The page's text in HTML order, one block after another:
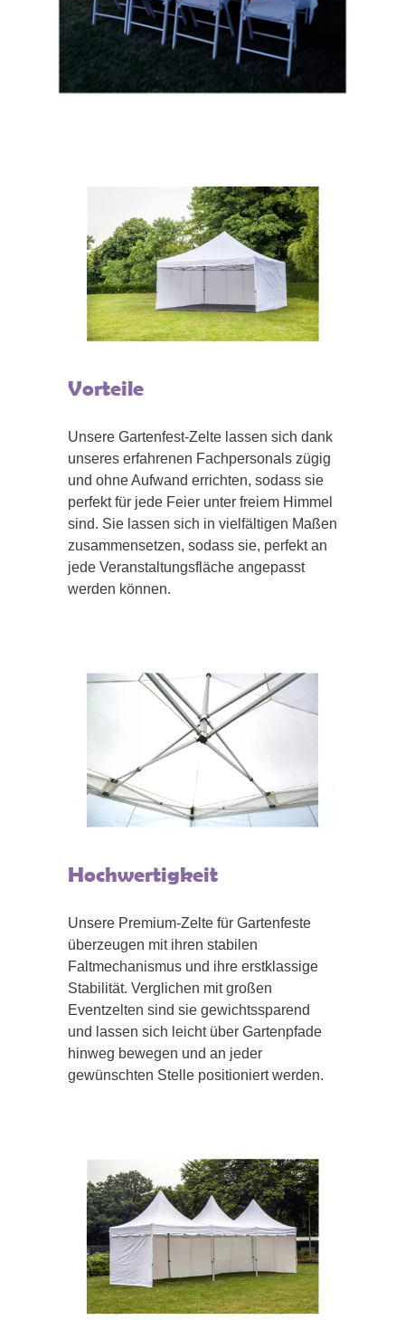
Vorteile
Unsere Gartenfest-Zelte lassen sich dank
unseres erfahrenen Fachpersonals zügig
und ohne Aufwand errichten, sodass sie
perfekt für jede Feier unter freiem Himmel
sind. Sie lassen sich in vielfältigen Maßen
zusammensetzen, sodass sie, perfekt an
jede Veranstaltungsfläche angepasst
werden können.
Hochwertigkeit
Unsere Premium-Zelte für Gartenfeste
überzeugen mit ihren stabilen
Faltmechanismus und ihre erstklassige
Stabilität. Verglichen mit großen
Eventzelten sind sie gewichtssparend
und lassen sich leicht über Gartenpfade
hinweg bewegen und an jeder
gewünschten Stelle positioniert werden.